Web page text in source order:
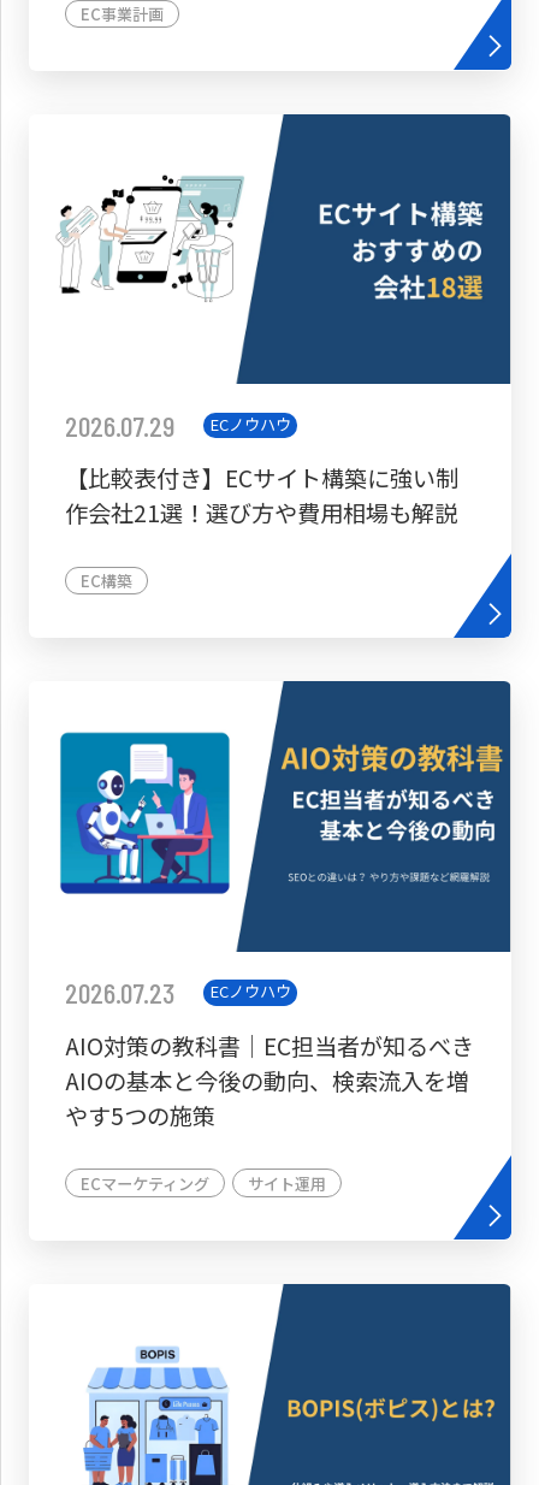
EC事業計画
2026.07.29 ECノウハウ
【比較表付き】ECサイト構築に強い制
作会社21選！選び方や費用相場も解説
EC構築
2026.07.23 ECノウハウ
AIO対策の教科書│EC担当者が知るべき
AIOの基本と今後の動向、検索流入を増
やす5つの施策
ECマーケティング サイト運用